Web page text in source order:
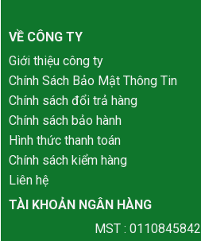
VỀ CÔNG TY
Giới thiệu công ty
Chính Sách Bảo Mật Thông Tin
Chính sách đổi trả hàng
Chính sách bảo hành
Hình thức thanh toán
Chính sách kiểm hàng
Liên hệ
TÀI KHOẢN NGÂN HÀNG
MST : 0110845842